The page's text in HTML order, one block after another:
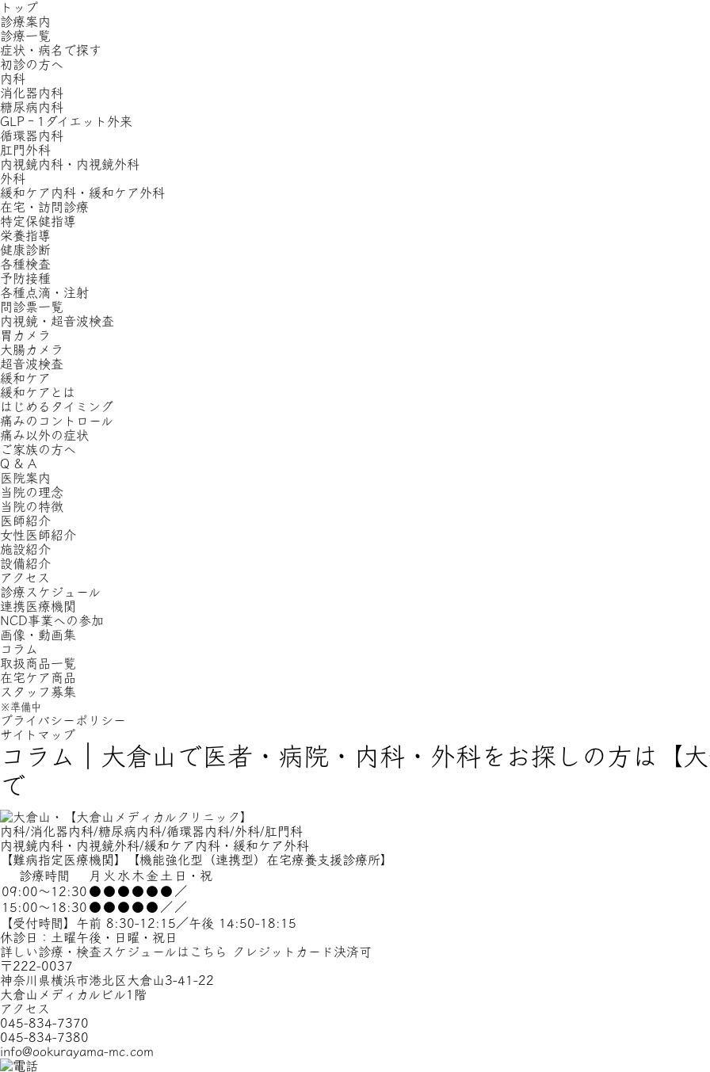
トップ
診療案内
診療一覧
症状・病名で探す
初診の方へ
内科
消化器内科
糖尿病内科
GLP‐1ダイエット外来
循環器内科
肛門外科
内視鏡内科・内視鏡外科
外科
緩和ケア内科・緩和ケア外科
在宅・訪問診療
特定保健指導
栄養指導
健康診断
各種検査
予防接種
各種点滴・注射
問診票一覧
内視鏡・超音波検査
胃カメラ
大腸カメラ
超音波検査
緩和ケア
緩和ケアとは
はじめるタイミング
痛みのコントロール
痛み以外の症状
ご家族の方へ
Q & A
医院案内
当院の理念
当院の特徴
医師紹介
女性医師紹介
施設紹介
設備紹介
アクセス
診療スケジュール
連携医療機関
NCD事業への参加
画像・動画集
コラム
取扱商品一覧
在宅ケア商品
スタッフ募集
※準備中
プライバシーポリシー
サイトマップ
コラム｜大倉山で医者・病院・内科・外科をお探しの方は【
で
内科/消化器内科/糖尿病内科/循環器内科/外科/肛門科
内視鏡内科・内視鏡外科/緩和ケア内科・緩和ケア外科
【難病指定医療機関】【機能強化型（連携型）在宅療養支援診療所】
診療時間
月 火 水木金 土 日・祝
09:00～12:30 ● ● ● ● ● ● ／
15:00～18:30 ● ● ● ● ● ／ ／
【受付時間】午前 8:30-12:15／午後 14:50-18:15
休診日：土曜午後・日曜・祝日
詳しい診療・検査スケジュールはこちら
クレジットカード決済可
〒222-0037
神奈川県横浜市港北区大倉山3-41-22
大倉山メディカルビル1階
アクセス
045-834-7370
045-834-7380
info@ookurayama-mc.com